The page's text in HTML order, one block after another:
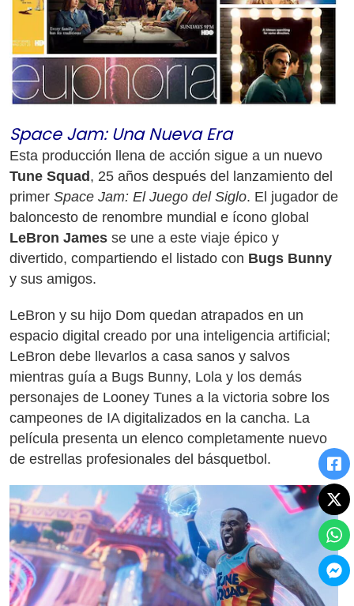
Space Jam: Una Nueva Era
Esta producción llena de acción sigue a un nuevo
Tune Squad, 25 años después del lanzamiento del
primer Space Jam: El Juego del Siglo. El jugador de
baloncesto de renombre mundial e ícono global
LeBron James se une a este viaje épico y
divertido, compartiendo el listado con Bugs Bunny
y sus amigos.
LeBron y su hijo Dom quedan atrapados en un
espacio digital creado por una inteligencia artificial;
LeBron debe llevarlos a casa sanos y salvos
mientras guía a Bugs Bunny, Lola y los demás
personajes de Looney Tunes a la victoria sobre los
campeones de IA digitalizados en la cancha. La
película presenta un elenco completamente nuevo
de estrellas profesionales del básquetbol.